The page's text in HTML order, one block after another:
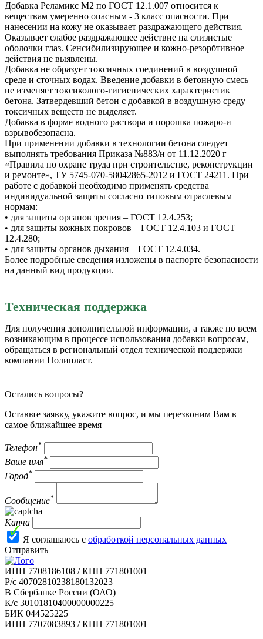
Добавка Реламикс М2 по ГОСТ 12.1.007 относится к
веществам умеренно опасным - 3 класс опасности. При
нанесении на кожу не оказывает раздражающего действия.
Оказывает слабое раздражающее действие на слизистые
оболочки глаз. Сенсибилизирующее и кожно-резорбтивное
действия не выявлены.
Добавка не образует токсичных соединений в воздушной
среде и сточных водах. Введение добавки в бетонную смесь
не изменяет токсиколого-гигиенических характеристик
бетона. Затвердевший бетон с добавкой в воздушную среду
токсичных веществ не выделяет.
Добавка в форме водного раствора и порошка пожаро-и
взрывобезопасна.
При применении добавки в технологии бетона следует
выполнять требования Приказа №883/н от 11.12.2020 г
«Правила по охране труда при строительстве, реконструкции
и ремонте», ТУ 5745-070-58042865-2012 и ГОСТ 24211. При
работе с добавкой необходимо применять средства
индивидуальной защиты согласно типовым отраслевым
нормам:
• для защиты органов зрения – ГОСТ 12.4.253;
• для защиты кожных покровов – ГОСТ 12.4.103 и ГОСТ
12.4.280;
• для защиты органов дыхания – ГОСТ 12.4.034.
Более подробные сведения изложены в паспорте безопасности
на данный вид продукции.
Техническая поддержка
Для получения дополнительной информации, а также по всем
возникающим в процессе использования добавки вопросам,
обращаться в региональный отдел технической поддержки
компании Полипласт.
Остались вопросы?
Оставьте заявку, укажите вопрос, и мы перезвоним Вам в
самое ближайшее время
Телефон*
Ваше имя*
Город*
Сообщение*
Капча
Я соглашаюсь с обработкой персональных данных
Отправить
ИНН 7708186108 / КПП 771801001
Р/с 40702810238180132023
В Сбербанке России (ОАО)
К/с 30101810400000000225
БИК 044525225
ИНН 7707083893 / КПП 771801001